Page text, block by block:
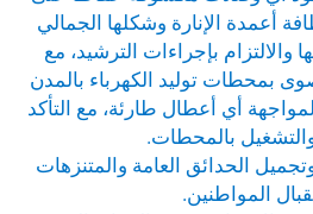
أعمدة الإنارة وشكلها الجمالي
والالتزام بإجراءات الترشيد، مع
بمحطات توليد الكهرباء بالمدن
أي أعطال طارئة، مع التأكد
بالمحطات.
الحدائق العامة والمتنزهات
المواطنين.